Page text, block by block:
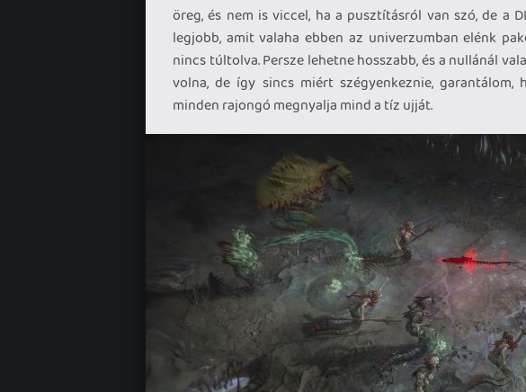
öreg, és nem is viccel, ha a pusztításról van szó, de a
legjobb, amit valaha ebben az univerzumban elénk
nincs túltolva. Persze lehetne hosszabb, és a nullánál
volna, de így sincs miért szégyenkeznie,
minden rajongó megnyalja mind a tíz ujját.